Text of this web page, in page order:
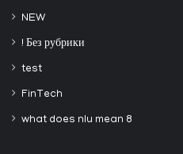
NEW
! Без рубрики
test
FinTech
what does nlu mean 8